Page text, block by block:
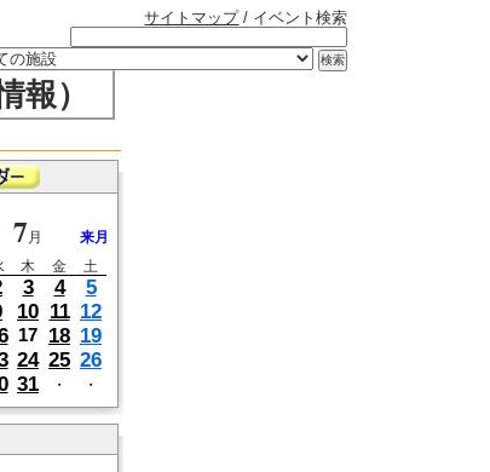
サイトマップ/ イベント検索
報）
7 月
来月
木 金
土
3 4
5
10 11 12
17 18 19
24 25 26
31 ・ ・